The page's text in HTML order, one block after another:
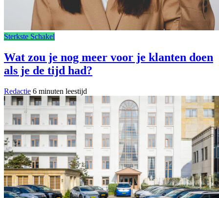
Sterkste Schakel
Wat zou je nog meer voor je klanten doen
als je de tijd had?
Redactie 6 minuten leestijd